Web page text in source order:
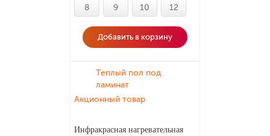
8 9 10 12
Добавить в корзину
Теплый пол под
ламинат
Акционный товар
Инфракрасная нагревательная